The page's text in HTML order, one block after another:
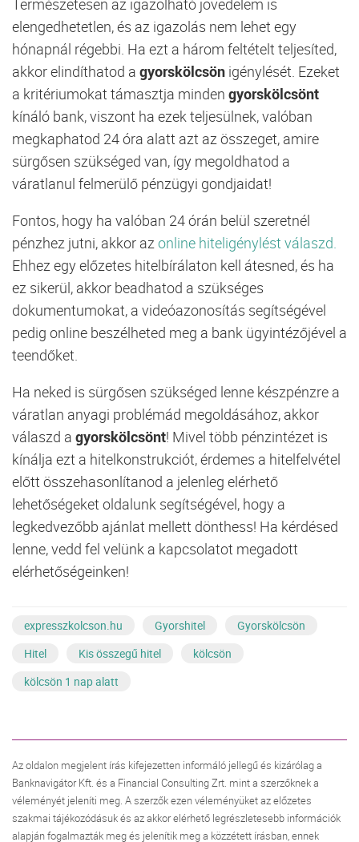
elengedhetetlen, és az igazolás nem lehet egy
hónapnál régebbi. Ha ezt a három feltételt teljesíted,
akkor elindíthatod a gyorskölcsön igénylését. Ezeket
a kritériumokat támasztja minden gyorskölcsönt
kínáló bank, viszont ha ezek teljesülnek, valóban
megkaphatod 24 óra alatt azt az összeget, amire
sürgősen szükséged van, így megoldhatod a
váratlanul felmerülő pénzügyi gondjaidat!
Fontos, hogy ha valóban 24 órán belül szeretnél
pénzhez jutni, akkor az online hiteligénylést válaszd.
Ehhez egy előzetes hitelbírálaton kell átesned, és ha
ez sikerül, akkor beadhatod a szükséges
dokumentumokat, a videóazonosítás segítségével
pedig online beszélheted meg a bank ügyintézőjével a
teendőket.
Ha neked is sürgősen szükséged lenne készpénzre a
váratlan anyagi problémád megoldásához, akkor
válaszd a gyorskölcsönt! Mivel több pénzintézet is
kínálja ezt a hitelkonstrukciót, érdemes a hitelfelvétel
előtt összehasonlítanod a jelenleg elérhető
lehetőségeket oldalunk segítségével, hogy a
legkedvezőbb ajánlat mellett dönthess! Ha kérdésed
lenne, vedd fel velünk a kapcsolatot megadott
elérhetőségeinken!
expresszkolcson.hu Gyorshitel
Gyorskölcsön
Hitel
Kis összegű hitel
kölcsön
kölcsön 1 nap alatt
Az oldalon megjelent írás kifejezetten informáló jellegű és kizárólag a
Banknavigátor Kft. és a Financial Consulting Zrt. mint a szerzőknek a
véleményét jeleníti meg. A szerzők ezen véleményüket az előzetes
szakmai tájékozódásuk és az akkor elérhető legrészletesebb információk
alapján fogalmazták meg és jelenítik meg a közzétett írásban, ennek